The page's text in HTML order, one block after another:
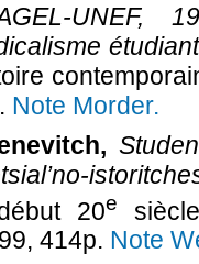
UNEF,
Note Morder.
20e
414p. Note